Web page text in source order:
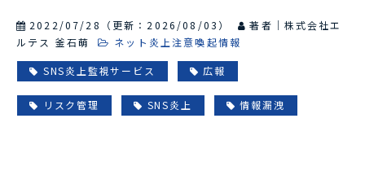
2022/07/28 （更新： 2026/08/03 ）
著者｜株式会社エ
ルテス 釜石萌
ネット炎上注意喚起情報
SNS炎上監視サービス 広報
リスク管理 SNS炎上 情報漏洩